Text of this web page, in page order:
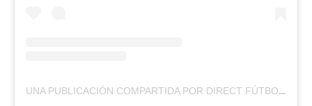
UNA PUBLICACIÓN COMPARTIDA POR DIRECT FÚTBOL (@DIRECTFUTBOLEC)